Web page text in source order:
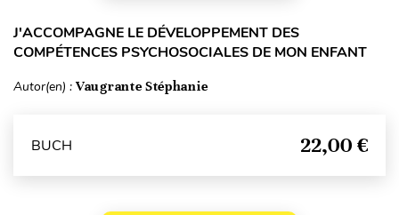
J'ACCOMPAGNE LE DÉVELOPPEMENT DES
COMPÉTENCES PSYCHOSOCIALES DE MON ENFANT
Autor(en) : Vaugrante Stéphanie
BUCH 22,00 €